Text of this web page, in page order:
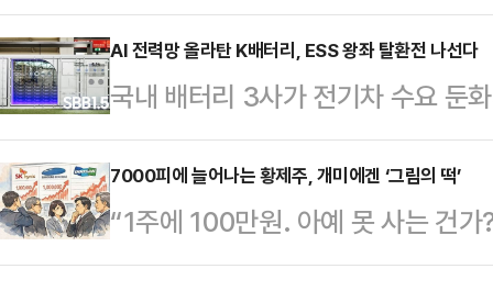
종저난 답변을…
(BlackRock Fund Advisors)는
유해 지분율 6.23%(4월22일 기준
보고서 기준 455만5963주
신상정보가 온라인에서 빠르게 확
부 누리꾼이 외모를 평가하는 댓글
온라인 커뮤니티와 사회관계망서
유됐다. 그러나 해당 사진에는 "잘
관련된 반응이 이어졌다.이에 대해
자일 뿐이다. 범죄자한테 왜 인물
사건 겪어…
AI 전력망 올라탄 K배터리, ESS 왕좌 탈환전 나선다
국내 배터리 3사가 전기차 수요 둔
업을 다시 키우고 있다. 한때 ESS
확대와 인공지능(AI) 데이터센터향
도권 회복을 노리고 있다.11일 업
은 올해 들어 실적 방어와 북미 생
7000피에 늘어나는 황제주, 개미에겐 ‘그림의 떡’
“1주에 100만원. 아예 못 사는 건
는 가운데 몸값이 100만원이 넘는